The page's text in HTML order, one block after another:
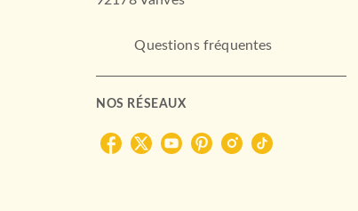
Questions fréquentes
NOS RÉSEAUX